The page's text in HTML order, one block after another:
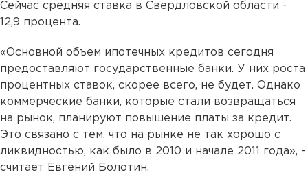
Сейчас средняя ставка в Свердловской области -
12,9 процента.
«Основной объем ипотечных кредитов сегодня
предоставляют государственные банки. У них роста
процентных ставок, скорее всего, не будет. Однако
коммерческие банки, которые стали возвращаться
на рынок, планируют повышение платы за кредит.
Это связано с тем, что на рынке не так хорошо с
ликвидностью, как было в 2010 и начале 2011 года», -
считает Евгений Болотин.